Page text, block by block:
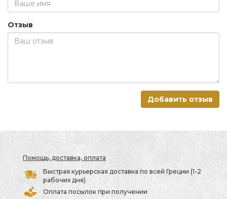
Отзыв
Добавить отзыв
Помощь, доставка, оплата
Быстрая курьерская доставка по всей Греции (1-2
рабочих дня)
Оплата посылок при получении